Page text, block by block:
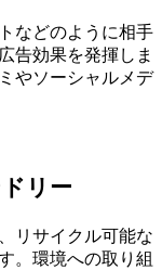
などのように相手
告効果を発揮しま
やソーシャルメデ
リー
リサイクル可能な
。環境への取り組